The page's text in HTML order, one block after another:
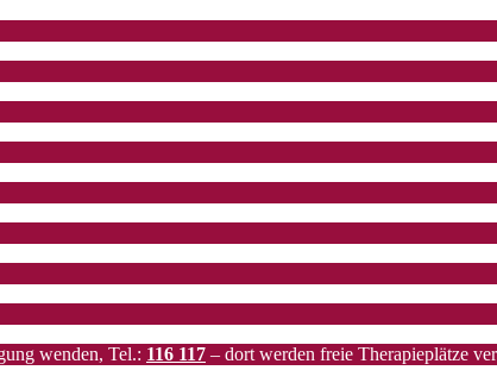
wenden, Tel.: 116 117 – dort werden freie Therapieplätze